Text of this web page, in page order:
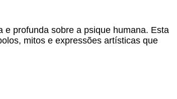
profunda sobre a psique humana. Esta
mitos e expressões artísticas que